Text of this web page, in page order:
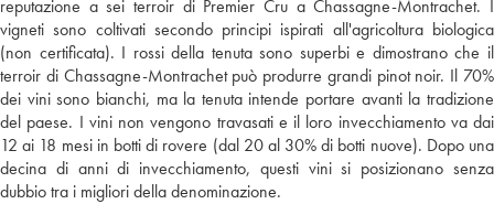
reputazione a sei terroir di Premier Cru a Chassagne-Montrachet. I
vigneti sono coltivati secondo principi ispirati all'agricoltura biologica
(non certificata). I rossi della tenuta sono superbi e dimostrano che il
terroir di Chassagne-Montrachet può produrre grandi pinot noir. Il 70%
dei vini sono bianchi, ma la tenuta intende portare avanti la tradizione
del paese. I vini non vengono travasati e il loro invecchiamento va dai
12 ai 18 mesi in botti di rovere (dal 20 al 30% di botti nuove). Dopo una
decina di anni di invecchiamento, questi vini si posizionano senza
dubbio tra i migliori della denominazione.